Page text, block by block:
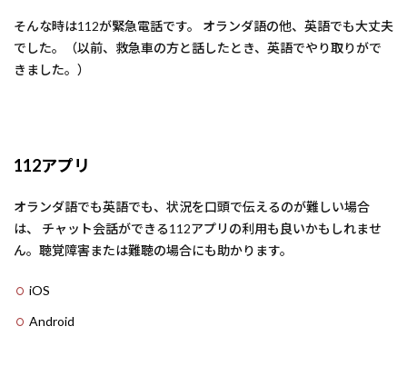
そんな時は112が緊急電話です。 オランダ語の他、英語でも大丈夫
でした。（以前、救急車の方と話したとき、英語でやり取りがで
きました。）
112アプリ
オランダ語でも英語でも、状況を口頭で伝えるのが難しい場合
は、 チャット会話ができる112アプリの利用も良いかもしれませ
ん。聴覚障害または難聴の場合にも助かります。
iOS
Android